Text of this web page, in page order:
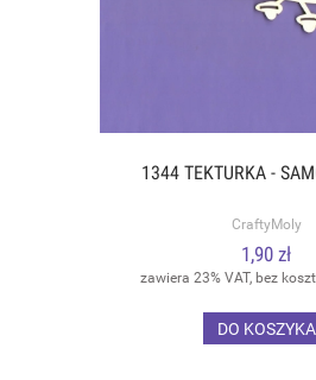
1344 TEKTURKA -
CraftyMoly
1,90 zł
zawiera 23% VAT, bez
DO KOSZYKA